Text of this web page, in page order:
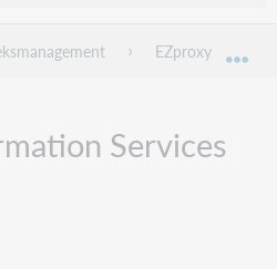
verbergenEZproxy
Services